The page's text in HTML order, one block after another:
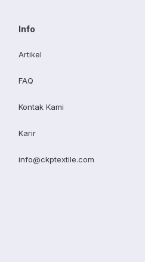
Info
Artikel
FAQ
Kontak Kami
Karir
info@ckptextile.com